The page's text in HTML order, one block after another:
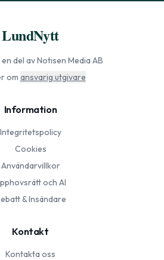
LundNytt
del av Notisen Media AB
om ansvarig utgivare
Information
Integritetspolicy
Cookies
Användarvillkor
och AI
& Insändare
Kontakt
Kontakta oss